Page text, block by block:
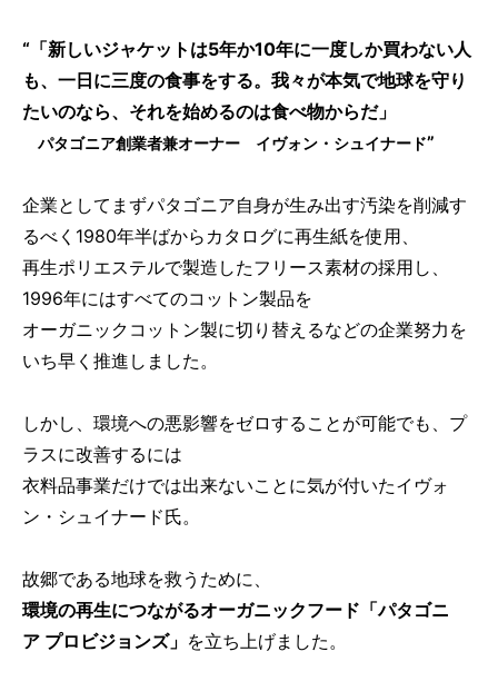
“「新しいジャケットは5年か10年に一度しか買わない人
も、一日に三度の食事をする。我々が本気で地球を守り
たいのなら、それを始めるのは食べ物からだ」
パタゴニア創業者兼オーナー イヴォン・シュイナード”
企業としてまずパタゴニア自身が生み出す汚染を削減す
るべく1980年半ばからカタログに再生紙を使用、
再生ポリエステルで製造したフリース素材の採用し、
1996年にはすべてのコットン製品を
オーガニックコットン製に切り替えるなどの企業努力を
いち早く推進しました。
しかし、環境への悪影響をゼロすることが可能でも、プ
ラスに改善するには
衣料品事業だけでは出来ないことに気が付いたイヴォ
ン・シュイナード氏。
故郷である地球を救うために、
環境の再生につながるオーガニックフード「パタゴニ
ア プロビジョンズ」 を立ち上げました。